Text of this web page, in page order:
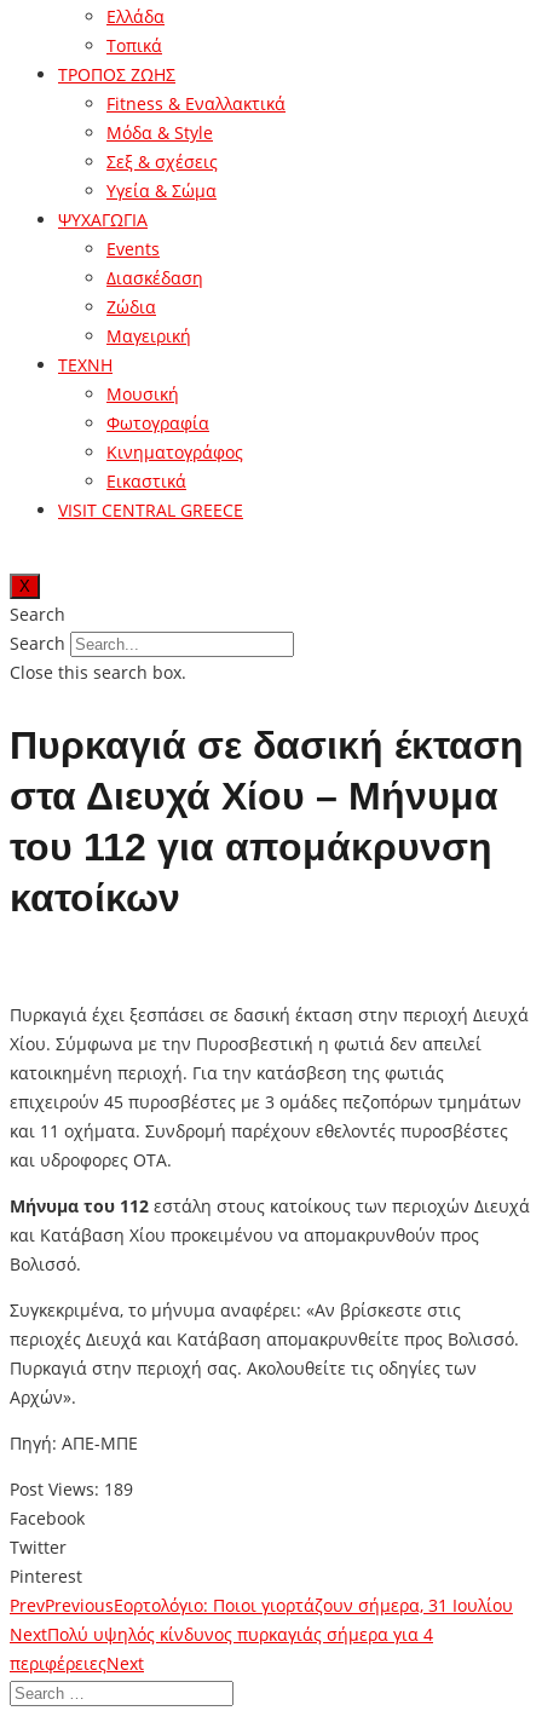
Ελλάδα
Τοπικά
ΤΡΟΠΟΣ ΖΩΗΣ
Fitness & Εναλλακτικά
Μόδα & Style
Σεξ & σχέσεις
Υγεία & Σώμα
ΨΥΧΑΓΩΓΙΑ
Events
Διασκέδαση
Ζώδια
Μαγειρική
ΤΕΧΝΗ
Μουσική
Φωτογραφία
Κινηματογράφος
Εικαστικά
VISIT CENTRAL GREECE
X
Search
Search
Close this search box.
Πυρκαγιά σε δασική έκταση
στα Διευχά Χίου – Μήνυμα
του 112 για απομάκρυνση
κατοίκων
Πυρκαγιά έχει ξεσπάσει σε δασική έκταση στην περιοχή Διευχά
Χίου. Σύμφωνα με την Πυροσβεστική η φωτιά δεν απειλεί
κατοικημένη περιοχή. Για την κατάσβεση της φωτιάς
επιχειρούν 45 πυροσβέστες με 3 ομάδες πεζοπόρων τμημάτων
και 11 οχήματα. Συνδρομή παρέχουν εθελοντές πυροσβέστες
και υδροφορες ΟΤΑ.
Μήνυμα του 112 εστάλη στους κατοίκους των περιοχών Διευχά
και Κατάβαση Χίου προκειμένου να απομακρυνθούν προς
Βολισσό.
Συγκεκριμένα, το μήνυμα αναφέρει: «Αν βρίσκεστε στις
περιοχές Διευχά και Κατάβαση απομακρυνθείτε προς Βολισσό.
Πυρκαγιά στην περιοχή σας. Ακολουθείτε τις οδηγίες των
Αρχών».
Πηγή: ΑΠΕ-ΜΠΕ
Post Views: 189
Facebook
Twitter
Pinterest
PrevPreviousΕορτολόγιο: Ποιοι γιορτάζουν σήμερα, 31 Ιουλίου
NextΠολύ υψηλός κίνδυνος πυρκαγιάς σήμερα για 4
περιφέρειεςNext